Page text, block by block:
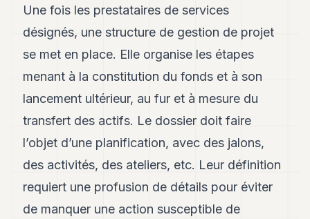
Une fois les prestataires de services
désignés, une structure de gestion de projet
se met en place. Elle organise les étapes
menant à la constitution du fonds et à son
lancement ultérieur, au fur et à mesure du
transfert des actifs. Le dossier doit faire
l’objet d’une planification, avec des jalons,
des activités, des ateliers, etc. Leur définition
requiert une profusion de détails pour éviter
de manquer une action susceptible de